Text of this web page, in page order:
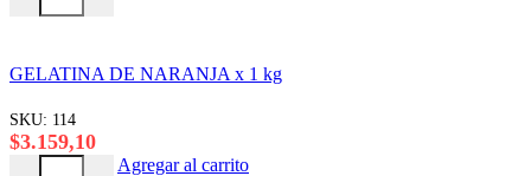
GELATINA DE NARANJA x 1 kg
SKU: 114
$3.159,10
GELATINA DE NARANJA x 1 kg cantidad
Agregar al carrito